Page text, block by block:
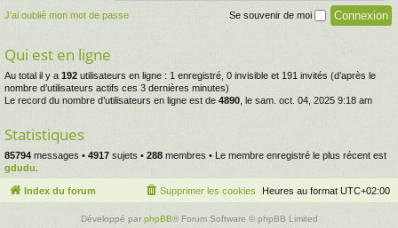
J’ai oublié mon mot de passe Se souvenir de moi
Qui est en ligne
Au total il y a 192 utilisateurs en ligne : 1 enregistré, 0 invisible et 191 invités (d’après le
nombre d’utilisateurs actifs ces 3 dernières minutes)
Le record du nombre d’utilisateurs en ligne est de 4890 , le sam. oct. 04, 2025 9:18 am
Statistiques
85794 messages • 4917 sujets • 288 membres • Le membre enregistré le plus récent est
gdudu
Index du forum Heures au format UTC+02:00
Supprimer les cookies
Développé par phpBB® Forum Software © phpBB Limited